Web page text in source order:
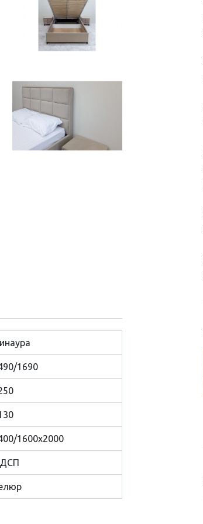
1690
1600х2000